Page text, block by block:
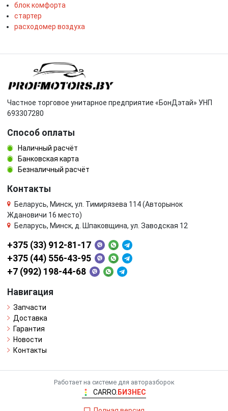
блок комфорта
стартер
расходомер воздуха
Частное торговое унитарное предприятие «БонДэтай» УНП
693307280
Способ оплаты
Наличный расчёт
Банковская карта
Безналичный расчёт
Контакты
Беларусь, Минск, ул. Тимирязева 114 (Авторынок
Ждановичи 16 место)
Беларусь, Минск, д. Шпаковщина, ул. Заводская 12
+375 (33) 912-81-17
+375 (44) 556-43-95
+7 (992) 198-44-68
Навигация
Запчасти
Доставка
Гарантия
Новости
Контакты
Работает на системе для авторазборок
CARRO. БИЗНЕС